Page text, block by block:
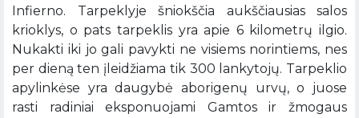
Infierno. Tarpeklyje šniokščia aukščiausias salos
krioklys, o pats tarpeklis yra apie 6 kilometrų ilgio.
Nukakti iki jo gali pavykti ne visiems norintiems, nes
per dieną ten įleidžiama tik 300 lankytojų. Tarpeklio
apylinkėse yra daugybė aborigenų urvų, o juose
rasti radiniai eksponuojami Gamtos ir žmogaus